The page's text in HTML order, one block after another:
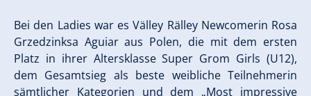
Bei den Ladies war es Välley Rälley Newcomerin Rosa
Grzedzinksa Aguiar aus Polen, die mit dem ersten
Platz in ihrer Altersklasse Super Grom Girls (U12),
dem Gesamtsieg als beste weibliche Teilnehmerin
sämtlicher Kategorien und dem „Most impressive